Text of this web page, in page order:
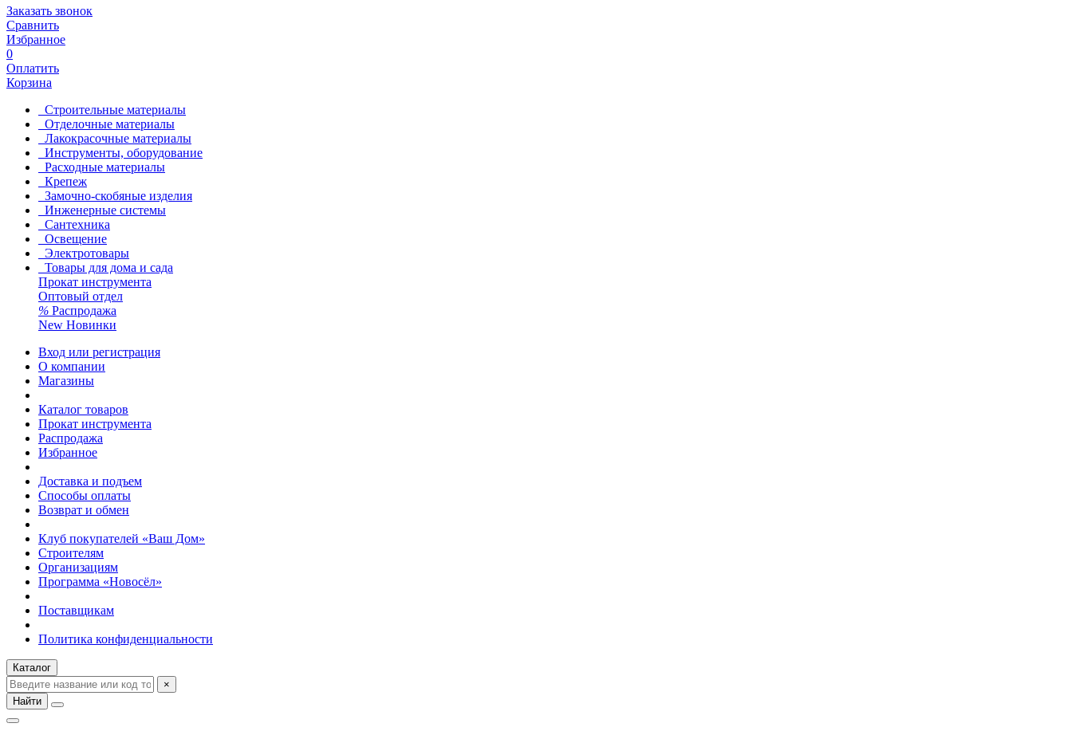
Заказать звонок
Сравнить
Избранное
0
Оплатить
Корзина
Строительные материалы
Отделочные материалы
Лакокрасочные материалы
Инструменты, оборудование
Расходные материалы
Крепеж
Замочно-скобяные изделия
Инженерные системы
Сантехника
Освещение
Электротовары
Товары для дома и сада
Прокат инструмента
Оптовый отдел
% Распродажа
New Новинки
Вход или регистрация
О компании
Магазины
Каталог товаров
Прокат инструмента
Распродажа
Избранное
Доставка и подъем
Способы оплаты
Возврат и обмен
Клуб покупателей «Ваш Дом»
Строителям
Организациям
Программа «Новосёл»
Поставщикам
Политика конфиденциальности
Каталог
×
Найти